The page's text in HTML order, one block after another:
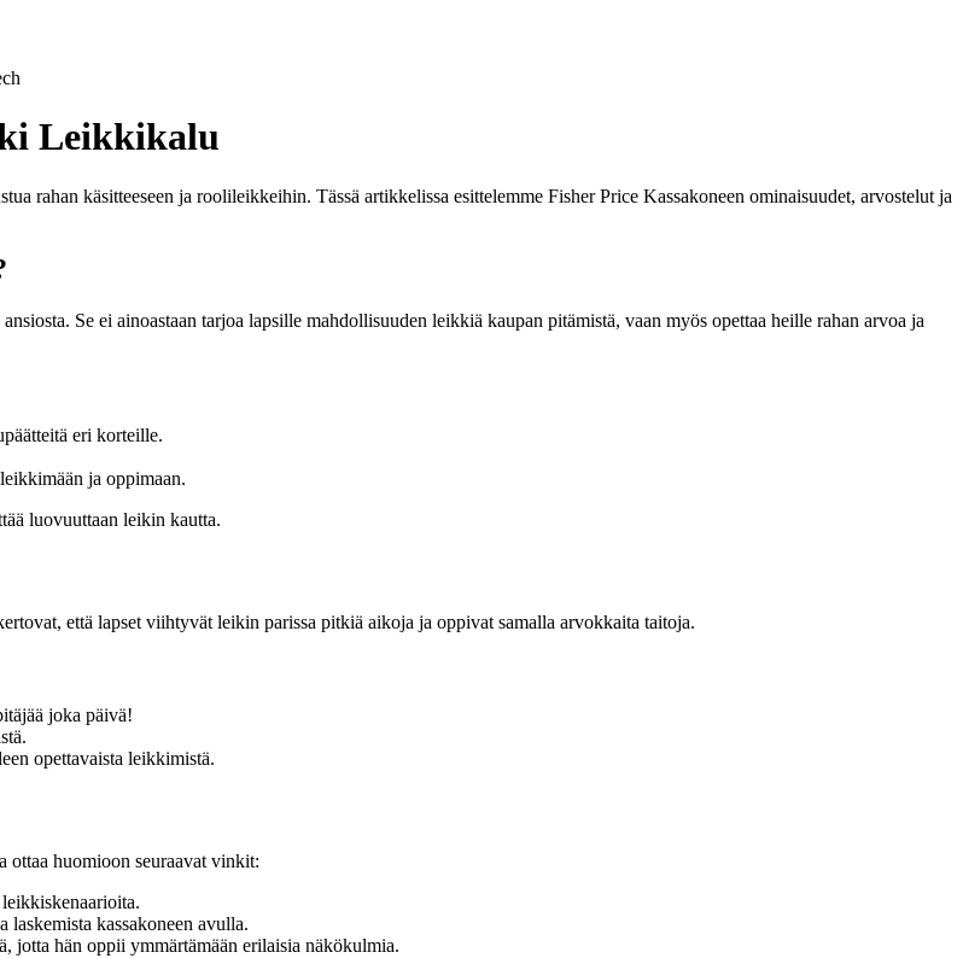
Leikkikalu
rahan käsitteeseen ja roolileikkeihin. Tässä artikkelissa esittelemme Fisher Price Kassakoneen ominaisuudet, arvostelut ja
Se ei ainoastaan tarjoa lapsille mahdollisuuden leikkiä kaupan pitämistä, vaan myös opettaa heille rahan arvoa ja
eri korteille.
ja oppimaan.
luovuuttaan leikin kautta.
että lapset viihtyvät leikin parissa pitkiä aikoja ja oppivat samalla arvokkaita taitoja.
joka päivä!
opettavaista leikkimistä.
ottaa huomioon seuraavat vinkit:
laskemista kassakoneen avulla.
jotta hän oppii ymmärtämään erilaisia näkökulmia.